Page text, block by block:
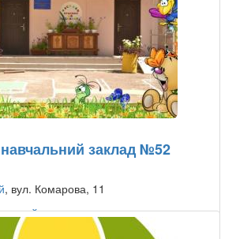
заклад №52
, вул. Комарова, 11